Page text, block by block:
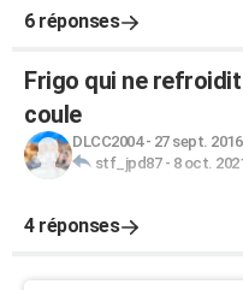
6 réponses
Frigo qui ne
coule
DLCC2004- 27 sept.
stf_jpd87- 8 oct.
4 réponses